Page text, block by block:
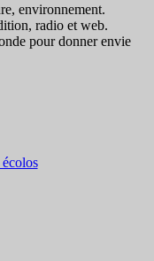
environnement.
radio et web.
pour donner envie